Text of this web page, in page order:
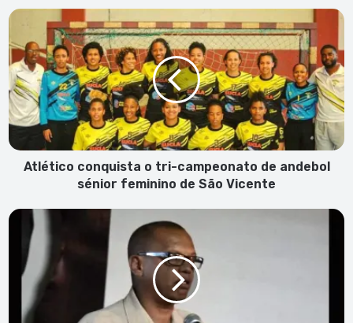
Atlético
conquista
o
tri-
campeonato
de
andebol
sénior
feminino
Atlético conquista o tri-campeonato de andebol
sénior feminino de São Vicente
Faleceu
Mindelo
produtor
teatral
Daniel